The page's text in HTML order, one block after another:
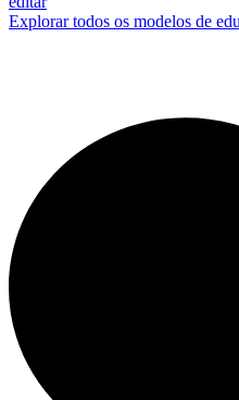
Explorar todos os modelos de